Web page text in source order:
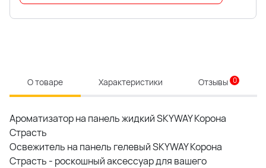
О товаре Характеристики Отзывы 0
Ароматизатор на панель жидкий SKYWAY Корона
Страсть
Освежитель на панель гелевый SKYWAY Корона
Страсть - роскошный аксессуар для вашего